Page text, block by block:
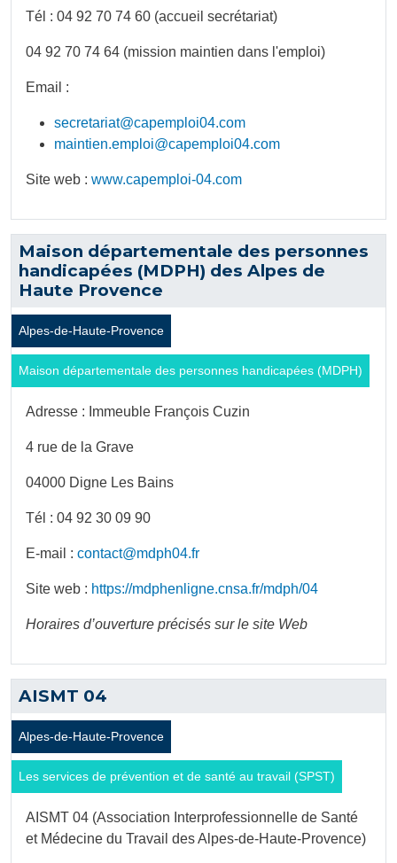
Tél : 04 92 70 74 60 (accueil secrétariat)
04 92 70 74 64 (mission maintien dans l'emploi)
Email :
secretariat@capemploi04.com
maintien.emploi@capemploi04.com
Site web : www.capemploi-04.com
Maison départementale des personnes
handicapées (MDPH) des Alpes de
Haute Provence
Alpes-de-Haute-Provence
Maison départementale des personnes handicapées (MDPH)
Adresse : Immeuble François Cuzin
4 rue de la Grave
04000 Digne Les Bains
Tél : 04 92 30 09 90
E-mail : contact@mdph04.fr
Site web : https://mdphenligne.cnsa.fr/mdph/04
Horaires d’ouverture précisés sur le site Web
AISMT 04
Alpes-de-Haute-Provence
Les services de prévention et de santé au travail (SPST)
AISMT 04 (Association Interprofessionnelle de Santé
et Médecine du Travail des Alpes-de-Haute-Provence)